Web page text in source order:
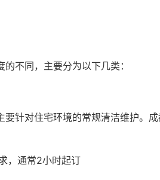
不同，主要分为以下几类：
针对住宅环境的常规清洁维护。
，通常2小时起订